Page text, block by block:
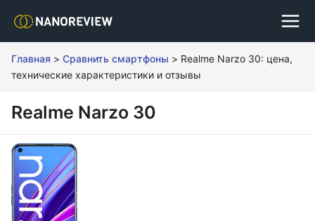
Главная > Сравнить смартфоны > Realme Narzo 30: цена,
технические характеристики и отзывы
Realme Narzo 30